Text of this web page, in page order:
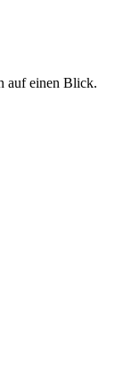
auf einen Blick.